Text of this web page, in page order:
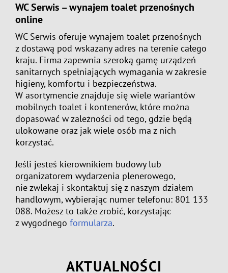
WC Serwis – wynajem toalet przenośnych
online
WC Serwis oferuje wynajem toalet przenośnych
z dostawą pod wskazany adres na terenie całego
kraju. Firma zapewnia szeroką gamę urządzeń
sanitarnych spełniających wymagania w zakresie
higieny, komfortu i bezpieczeństwa.
W asortymencie znajduje się wiele wariantów
mobilnych toalet i kontenerów, które można
dopasować w zależności od tego, gdzie będą
ulokowane oraz jak wiele osób ma z nich
korzystać.
Jeśli jesteś kierownikiem budowy lub
organizatorem wydarzenia plenerowego,
nie zwlekaj i skontaktuj się z naszym działem
handlowym, wybierając numer telefonu: 801 133
088. Możesz to także zrobić, korzystając
z wygodnego formularza.
AKTUALNOŚCI